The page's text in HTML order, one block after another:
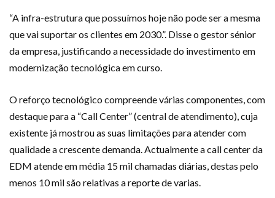
“A infra-estrutura que possuímos hoje não pode ser a mesma
que vai suportar os clientes em 2030.”. Disse o gestor sénior
da empresa, justificando a necessidade do investimento em
modernização tecnológica em curso.
O reforço tecnológico compreende várias componentes, com
destaque para a “Call Center” (central de atendimento), cuja
existente já mostrou as suas limitações para atender com
qualidade a crescente demanda. Actualmente a call center da
EDM atende em média 15 mil chamadas diárias, destas pelo
menos 10 mil são relativas a reporte de varias.